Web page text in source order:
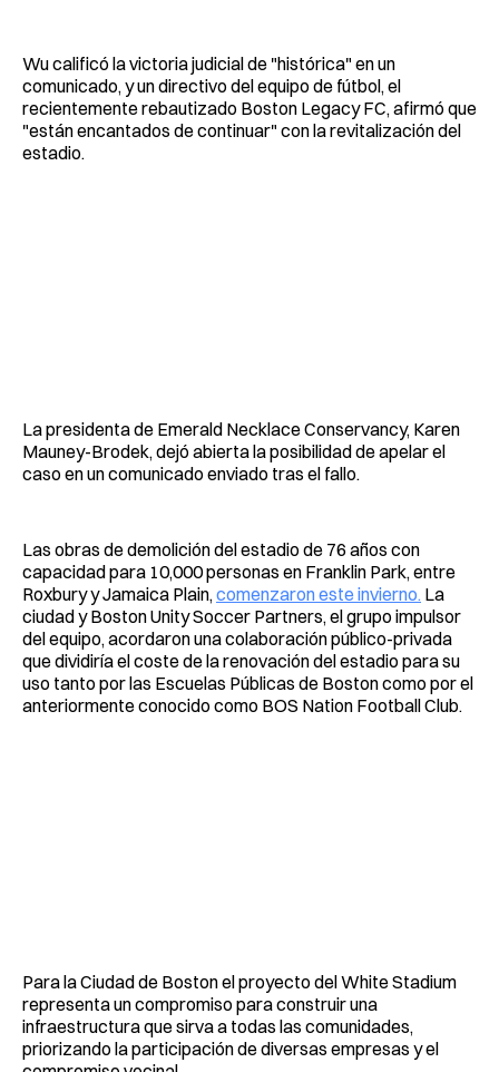
Wu calificó la victoria judicial de "histórica" ​​en un
comunicado, y un directivo del equipo de fútbol, ​​el
recientemente rebautizado Boston Legacy FC, afirmó que
"están encantados de continuar" con la revitalización del
estadio.
La presidenta de Emerald Necklace Conservancy, Karen
Mauney-Brodek, dejó abierta la posibilidad de apelar el
caso en un comunicado enviado tras el fallo.
Las obras de demolición del estadio de 76 años con
capacidad para 10,000 personas en Franklin Park, entre
Roxbury y Jamaica Plain, comenzaron este invierno. La
ciudad y Boston Unity Soccer Partners, el grupo impulsor
del equipo, acordaron una colaboración público-privada
que dividiría el coste de la renovación del estadio para su
uso tanto por las Escuelas Públicas de Boston como por el
anteriormente conocido como BOS Nation Football Club.
Para la Ciudad de Boston el proyecto del White Stadium
representa un compromiso para construir una
infraestructura que sirva a todas las comunidades,
priorizando la participación de diversas empresas y el